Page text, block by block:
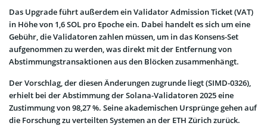
Das Upgrade führt außerdem ein Validator Admission Ticket (VAT)
in Höhe von 1,6 SOL pro Epoche ein. Dabei handelt es sich um eine
Gebühr, die Validatoren zahlen müssen, um in das Konsens-Set
aufgenommen zu werden, was direkt mit der Entfernung von
Abstimmungstransaktionen aus den Blöcken zusammenhängt.
Der Vorschlag, der diesen Änderungen zugrunde liegt (SIMD-0326),
erhielt bei der Abstimmung der Solana-Validatoren 2025 eine
Zustimmung von 98,27 %. Seine akademischen Ursprünge gehen auf
die Forschung zu verteilten Systemen an der ETH Zürich zurück.